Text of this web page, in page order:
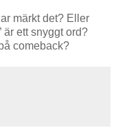
märkt det? Eller
är ett snyggt ord?
comeback?